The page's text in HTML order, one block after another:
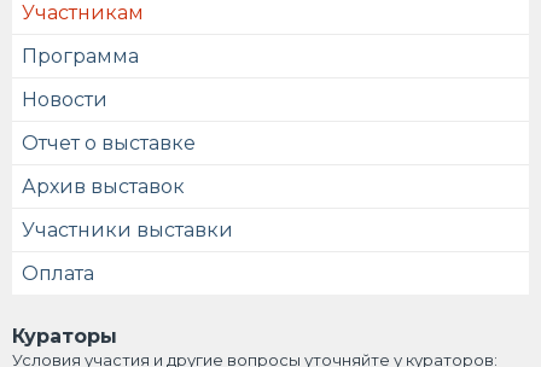
Участникам
Программа
Новости
Отчет о выставке
Архив выставок
Участники выставки
Оплата
Кураторы
Условия участия и другие вопросы уточняйте у кураторов: